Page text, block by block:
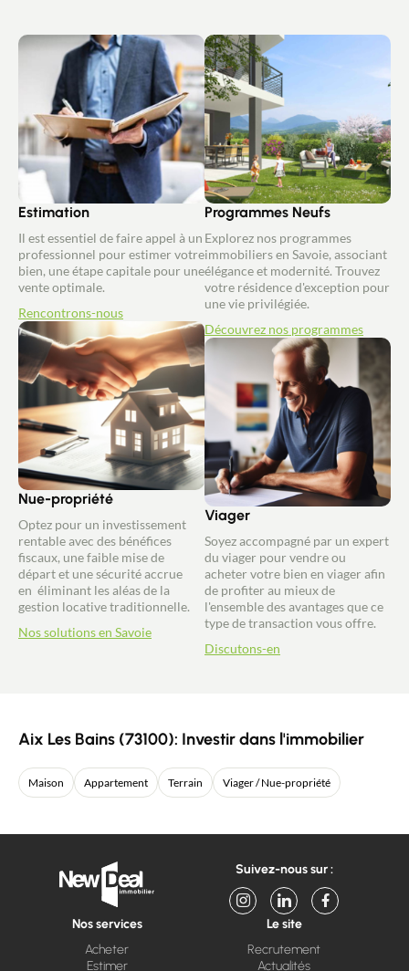
Estimation
Il est essentiel de faire appel à un
professionnel pour estimer votre
bien, une étape capitale pour une
vente optimale.
Rencontrons-nous
Nue-propriété
Optez pour un investissement
rentable avec des bénéfices
fiscaux, une faible mise de
départ et une sécurité accrue
en éliminant les aléas de la
gestion locative traditionnelle.
Nos solutions en Savoie
Programmes Neufs
Explorez nos programmes
immobiliers en Savoie, associant
élégance et modernité. Trouvez
votre résidence d'exception pour
une vie privilégiée.
Découvrez nos programmes
Viager
Soyez accompagné par un expert
du viager pour vendre ou
acheter votre bien en viager afin
de profiter au mieux de
l'ensemble des avantages que ce
type de transaction vous offre.
Discutons-en
Aix Les Bains (73100): Investir dans l'immobilier
Maison Appartement Terrain Viager / Nue-propriété
Suivez-nous sur :
Nos services
Acheter
Estimer
Le site
Recrutement
Actualités